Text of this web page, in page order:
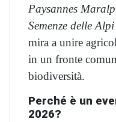
Paysannes
Semenze delle
mira a unire
in un fronte
biodiversità.
Perché è un
2026?